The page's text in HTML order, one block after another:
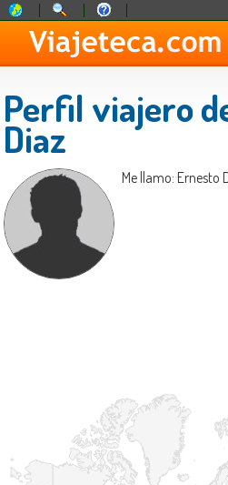
Perfil viajero
Diaz
Me llamo: Ernesto